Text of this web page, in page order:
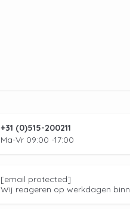
+31 (0)515-200211
Ma-Vr 09:00 -17:00
[email protected]
Wij reageren op werkdagen